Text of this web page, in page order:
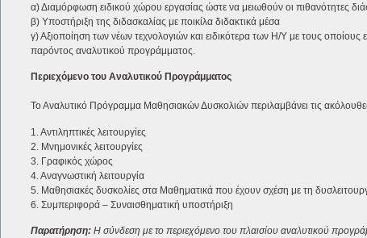
α) Διαμόρφωση ειδικού χώρου εργασίας ώστε να μειωθούν οι πιθανότητες
β) Υποστήριξη της διδασκαλίας με ποικίλα διδακτικά μέσα
γ) Αξιοποίηση των νέων τεχνολογιών και ειδικότερα των Η/Υ με τους
παρόντος αναλυτικού προγράμματος.
Περιεχόμενο του Αναλυτικού Προγράμματος
Το Αναλυτικό Πρόγραμμα Μαθησιακών Δυσκολιών περιλαμβάνει τις
1. Αντιληπτικές λειτουργίες
2. Μνημονικές λειτουργίες
3. Γραφικός χώρος
4. Αναγνωστική λειτουργία
5. Μαθησιακές δυσκολίες στα Μαθηματικά που έχουν σχέση με τη
6. Συμπεριφορά – Συναισθηματική υποστήριξη
Παρατήρηση: Η σύνδεση με το περιεχόμενο του πλαισίου αναλυτικού